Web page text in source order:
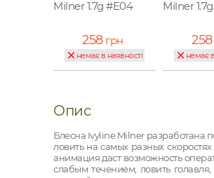
Milner 1.7g #E04
258грн
немає в наявності
Milner
258
немає
Опис
Блесна Ivyline Milner разработана
ловить на самых разных
анимация даст возможность
слабым течением, ловить